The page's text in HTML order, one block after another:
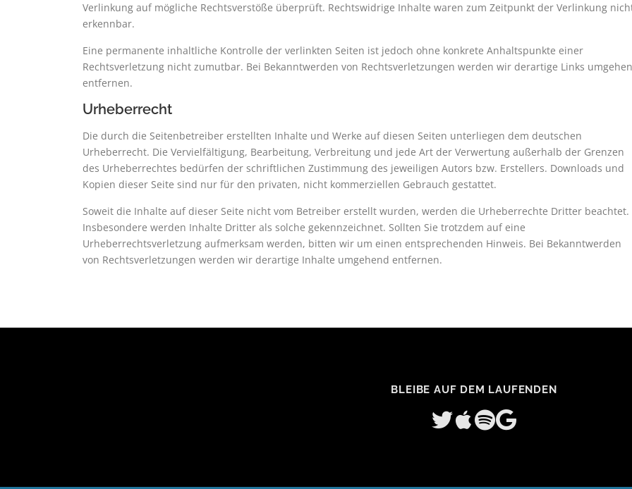
Verlinkung auf mögliche Rechtsverstöße überprüft. Rechtswidrige Inhalte waren zum Zeitpunkt der Verlinkung
erkennbar.
Eine permanente inhaltliche Kontrolle der verlinkten Seiten ist jedoch ohne konkrete Anhaltspunkte einer
Rechtsverletzung nicht zumutbar. Bei Bekanntwerden von Rechtsverletzungen werden wir derartige Links
entfernen.
Urheberrecht
Die durch die Seitenbetreiber erstellten Inhalte und Werke auf diesen Seiten unterliegen dem deutschen
Urheberrecht. Die Vervielfältigung, Bearbeitung, Verbreitung und jede Art der Verwertung außerhalb der Grenzen
des Urheberrechtes bedürfen der schriftlichen Zustimmung des jeweiligen Autors bzw. Erstellers. Downloads und
Kopien dieser Seite sind nur für den privaten, nicht kommerziellen Gebrauch gestattet.
Soweit die Inhalte auf dieser Seite nicht vom Betreiber erstellt wurden, werden die Urheberrechte Dritter beachtet.
Insbesondere werden Inhalte Dritter als solche gekennzeichnet. Sollten Sie trotzdem auf eine
Urheberrechtsverletzung aufmerksam werden, bitten wir um einen entsprechenden Hinweis. Bei Bekanntwerden
von Rechtsverletzungen werden wir derartige Inhalte umgehend entfernen.
BLEIBE AUF DEM LAUFENDEN